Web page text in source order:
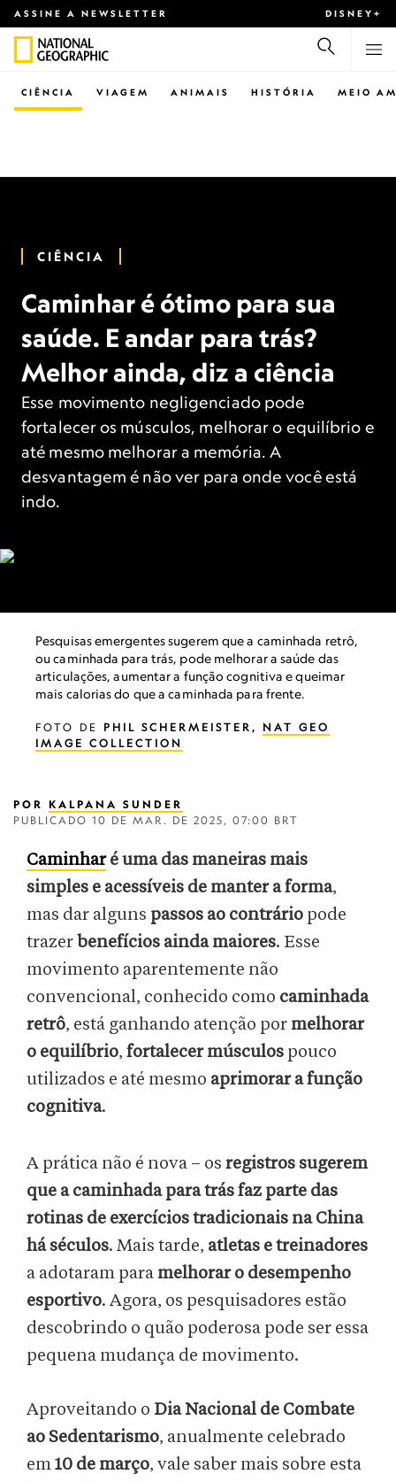
ASSINE A NEWSLETTER DISNEY+
CIÊNCIA VIAGEM ANIMAIS HISTÓRIA MEIO
CIÊNCIA
Caminhar é ótimo para sua
saúde. E andar para trás?
Melhor ainda, diz a ciência
Esse movimento negligenciado pode
fortalecer os músculos, melhorar o equilíbrio e
até mesmo melhorar a memória. A
desvantagem é não ver para onde você está
indo.
Pesquisas emergentes sugerem que a caminhada retrô,
ou caminhada para trás, pode melhorar a saúde das
articulações, aumentar a função cognitiva e queimar
mais calorias do que a caminhada para frente.
FOTO DE PHIL SCHERMEISTER, NAT GEO
IMAGE COLLECTION
POR KALPANA SUNDER
PUBLICADO 10 DE MAR. DE 2025, 07:00 BRT
Caminharé uma das maneiras mais
simples e acessíveis de manter a forma,
mas dar alguns passos ao contrário pode
trazer benefícios ainda maiores. Esse
movimento aparentemente não
convencional, conhecido como caminhada
retrô, está ganhando atenção por melhorar
o equilíbrio, fortalecer músculos pouco
utilizados e até mesmo aprimorar a função
cognitiva.
A prática não é nova – os registros sugerem
que a caminhada para trás faz parte das
rotinas de exercícios tradicionais na China
há séculos. Mais tarde, atletas e treinadores
a adotaram para melhorar o desempenho
esportivo. Agora, os pesquisadores estão
descobrindo o quão poderosa pode ser essa
pequena mudança de movimento.
Aproveitando o Dia Nacional de Combate
ao Sedentarismo, anualmente celebrado
em10 de março, vale saber mais sobre esta